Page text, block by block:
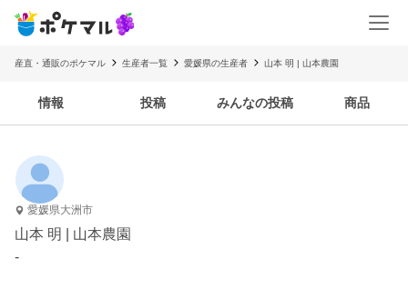
産直・通販のポケマル 生産者一覧 愛媛県の生産者 山本 明 | 山本農園
情報 投稿 みんなの投稿 商品
愛媛県大洲市
山本 明 | 山本農園
-